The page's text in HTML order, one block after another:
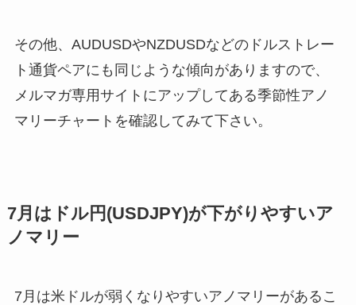
その他、AUDUSDやNZDUSDなどのドルストレー
ト通貨ペアにも同じような傾向がありますので、
メルマガ専用サイトにアップしてある季節性アノ
マリーチャートを確認してみて下さい。
7月はドル円(USDJPY)が下がりやすいア
ノマリー
7月は米ドルが弱くなりやすいアノマリーがあるこ